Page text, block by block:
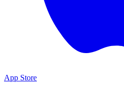
App Store